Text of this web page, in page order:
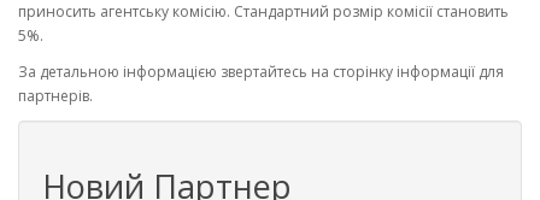
приносить агентську комісію. Стандартний розмір комісії становить
5%.
За детальною інформацією звертайтесь на сторінку інформації для
партнерів.
Новий Партнер